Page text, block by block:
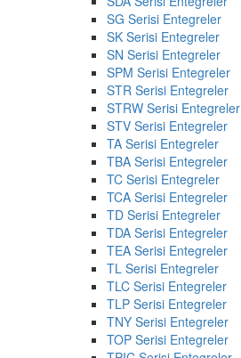
SG Serisi Entegreler
SK Serisi Entegreler
SN Serisi Entegreler
SPM Serisi Entegreler
STR Serisi Entegreler
STRW Serisi Entegreler
STV Serisi Entegreler
TA Serisi Entegreler
TBA Serisi Entegreler
TC Serisi Entegreler
TCA Serisi Entegreler
TD Serisi Entegreler
TDA Serisi Entegreler
TEA Serisi Entegreler
TL Serisi Entegreler
TLC Serisi Entegreler
TLP Serisi Entegreler
TNY Serisi Entegreler
TOP Serisi Entegreler